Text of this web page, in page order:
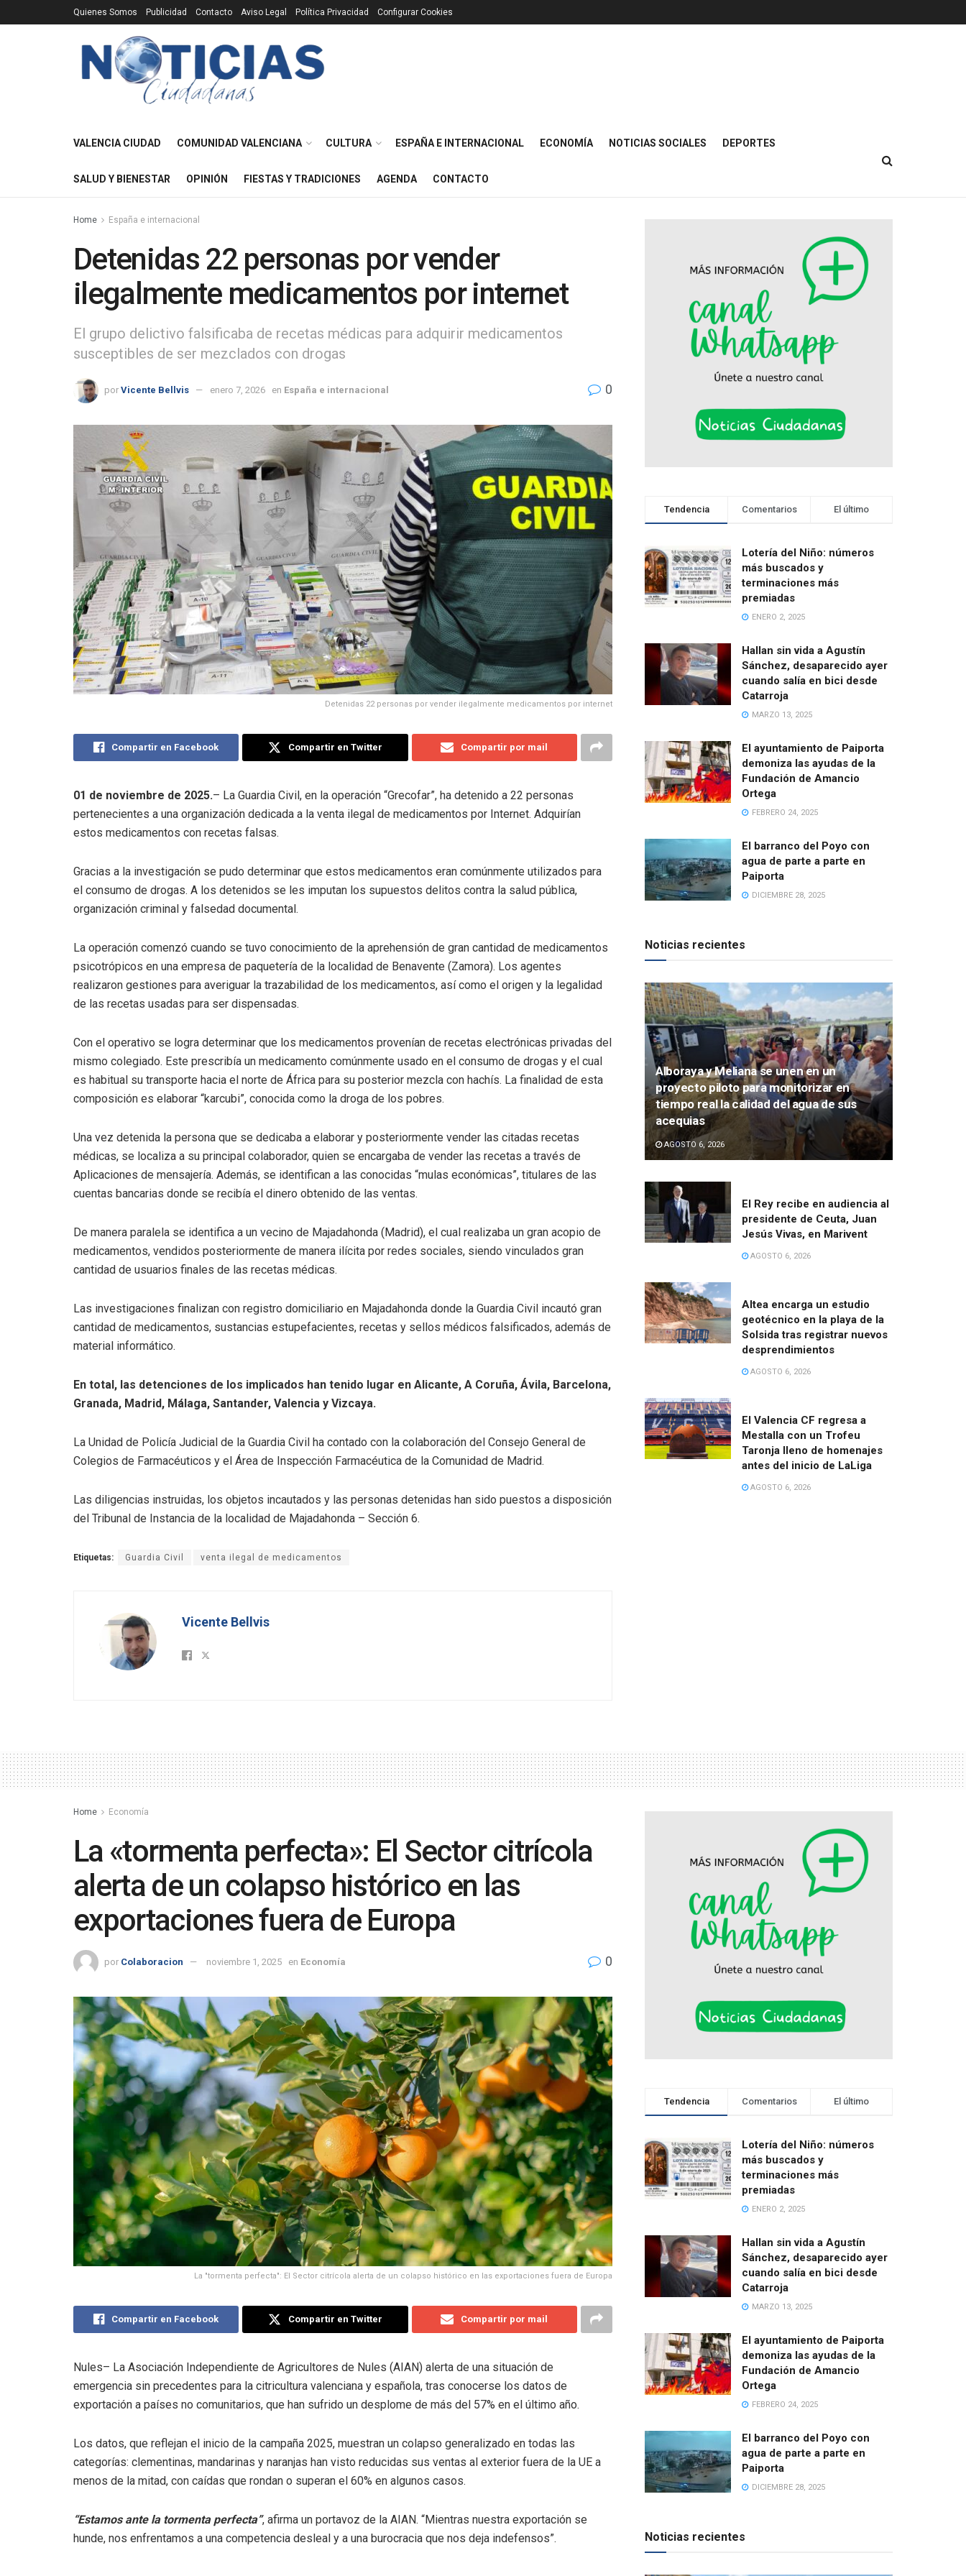
Quienes Somos Publicidad Contacto Aviso Legal Política Privacidad Configurar Cookies
VALENCIA CIUDAD COMUNIDAD VALENCIANA CULTURA ESPAÑA E INTERNACIONAL ECONOMÍA NOTICIAS SOCIALES DEPORTES
SALUD Y BIENESTAR OPINIÓN FIESTAS Y TRADICIONES AGENDA CONTACTO
Home España e internacional
Detenidas 22 personas por vender
ilegalmente medicamentos por internet
El grupo delictivo falsificaba de recetas médicas para adquirir medicamentos
susceptibles de ser mezclados con drogas
por Vicente Bellvis enero 7, 2026 en España e internacional 0
Detenidas 22 personas por vender ilegalmente medicamentos por internet
Compartir en Facebook Compartir en Twitter Compartir por mail
01 de noviembre de 2025.– La Guardia Civil, en la operación “Grecofar”, ha detenido a 22 personas
pertenecientes a una organización dedicada a la venta ilegal de medicamentos por Internet. Adquirían
estos medicamentos con recetas falsas.
Gracias a la investigación se pudo determinar que estos medicamentos eran comúnmente utilizados para
el consumo de drogas. A los detenidos se les imputan los supuestos delitos contra la salud pública,
organización criminal y falsedad documental.
La operación comenzó cuando se tuvo conocimiento de la aprehensión de gran cantidad de medicamentos
psicotrópicos en una empresa de paquetería de la localidad de Benavente (Zamora). Los agentes
realizaron gestiones para averiguar la trazabilidad de los medicamentos, así como el origen y la legalidad
de las recetas usadas para ser dispensadas.
Con el operativo se logra determinar que los medicamentos provenían de recetas electrónicas privadas del
mismo colegiado. Este prescribía un medicamento comúnmente usado en el consumo de drogas y el cual
es habitual su transporte hacia el norte de África para su posterior mezcla con hachís. La finalidad de esta
composición es elaborar “karcubi”, conocida como la droga de los pobres.
Una vez detenida la persona que se dedicaba a elaborar y posteriormente vender las citadas recetas
médicas, se localiza a su principal colaborador, quien se encargaba de vender las recetas a través de
Aplicaciones de mensajería. Además, se identifican a las conocidas “mulas económicas”, titulares de las
cuentas bancarias donde se recibía el dinero obtenido de las ventas.
De manera paralela se identifica a un vecino de Majadahonda (Madrid), el cual realizaba un gran acopio de
medicamentos, vendidos posteriormente de manera ilícita por redes sociales, siendo vinculados gran
cantidad de usuarios finales de las recetas médicas.
Las investigaciones finalizan con registro domiciliario en Majadahonda donde la Guardia Civil incautó gran
cantidad de medicamentos, sustancias estupefacientes, recetas y sellos médicos falsificados, además de
material informático.
En total, las detenciones de los implicados han tenido lugar en Alicante, A Coruña, Ávila, Barcelona,
Granada, Madrid, Málaga, Santander, Valencia y Vizcaya.
La Unidad de Policía Judicial de la Guardia Civil ha contado con la colaboración del Consejo General de
Colegios de Farmacéuticos y el Área de Inspección Farmacéutica de la Comunidad de Madrid.
Las diligencias instruidas, los objetos incautados y las personas detenidas han sido puestos a disposición
del Tribunal de Instancia de la localidad de Majadahonda – Sección 6.
Etiquetas: Guardia Civil venta ilegal de medicamentos
Vicente Bellvis
Tendencia Comentarios El último
Lotería del Niño: números
más buscados y
terminaciones más
premiadas
ENERO 2, 2025
Hallan sin vida a Agustín
Sánchez, desaparecido ayer
cuando salía en bici desde
Catarroja
MARZO 13, 2025
El ayuntamiento de Paiporta
demoniza las ayudas de la
Fundación de Amancio
Ortega
FEBRERO 24, 2025
El barranco del Poyo con
agua de parte a parte en
Paiporta
DICIEMBRE 28, 2025
Noticias recientes
Alboraya y Meliana se unen en un
proyecto piloto para monitorizar en
tiempo real la calidad del agua de sus
acequias
AGOSTO 6, 2026
El Rey recibe en audiencia al
presidente de Ceuta, Juan
Jesús Vivas, en Marivent
AGOSTO 6, 2026
Altea encarga un estudio
geotécnico en la playa de la
Solsida tras registrar nuevos
desprendimientos
AGOSTO 6, 2026
El Valencia CF regresa a
Mestalla con un Trofeu
Taronja lleno de homenajes
antes del inicio de LaLiga
AGOSTO 6, 2026
Home Economía
La «tormenta perfecta»: El Sector citrícola
alerta de un colapso histórico en las
exportaciones fuera de Europa
por Colaboracion noviembre 1, 2025 en Economía 0
La "tormenta perfecta": El Sector citrícola alerta de un colapso histórico en las exportaciones fuera de Europa
Compartir en Facebook Compartir en Twitter Compartir por mail
Nules– La Asociación Independiente de Agricultores de Nules (AIAN) alerta de una situación de
emergencia sin precedentes para la citricultura valenciana y española, tras conocerse los datos de
exportación a países no comunitarios, que han sufrido un desplome de más del 57% en el último año.
Los datos, que reflejan el inicio de la campaña 2025, muestran un colapso generalizado en todas las
categorías: clementinas, mandarinas y naranjas han visto reducidas sus ventas al exterior fuera de la UE a
menos de la mitad, con caídas que rondan o superan el 60% en algunos casos.
“Estamos ante la tormenta perfecta”, afirma un portavoz de la AIAN. “Mientras nuestra exportación se
hunde, nos enfrentamos a una competencia desleal y a una burocracia que nos deja indefensos”.
Tendencia Comentarios El último
Lotería del Niño: números
más buscados y
terminaciones más
premiadas
ENERO 2, 2025
Hallan sin vida a Agustín
Sánchez, desaparecido ayer
cuando salía en bici desde
Catarroja
MARZO 13, 2025
El ayuntamiento de Paiporta
demoniza las ayudas de la
Fundación de Amancio
Ortega
FEBRERO 24, 2025
El barranco del Poyo con
agua de parte a parte en
Paiporta
DICIEMBRE 28, 2025
Noticias recientes